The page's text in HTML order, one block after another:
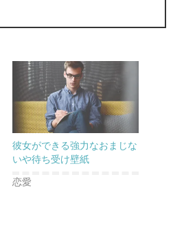
彼女ができる強力なおまじな
いや待ち受け壁紙
恋愛